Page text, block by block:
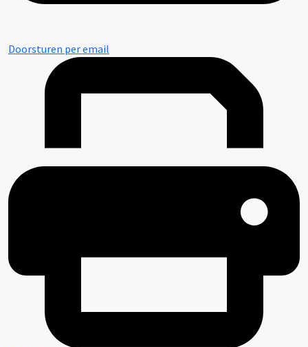
Doorsturen per email